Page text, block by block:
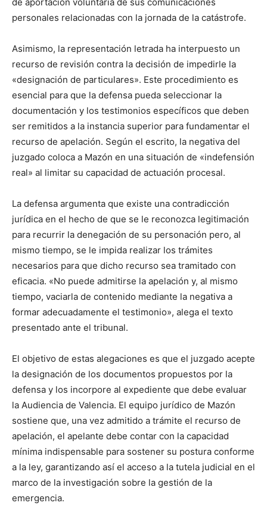
de aportación voluntaria de sus comunicaciones
personales relacionadas con la jornada de la catástrofe.
Asimismo, la representación letrada ha interpuesto un
recurso de revisión contra la decisión de impedirle la
«designación de particulares». Este procedimiento es
esencial para que la defensa pueda seleccionar la
documentación y los testimonios específicos que deben
ser remitidos a la instancia superior para fundamentar el
recurso de apelación. Según el escrito, la negativa del
juzgado coloca a Mazón en una situación de «indefensión
real» al limitar su capacidad de actuación procesal.
La defensa argumenta que existe una contradicción
jurídica en el hecho de que se le reconozca legitimación
para recurrir la denegación de su personación pero, al
mismo tiempo, se le impida realizar los trámites
necesarios para que dicho recurso sea tramitado con
eficacia. «No puede admitirse la apelación y, al mismo
tiempo, vaciarla de contenido mediante la negativa a
formar adecuadamente el testimonio», alega el texto
presentado ante el tribunal.
El objetivo de estas alegaciones es que el juzgado acepte
la designación de los documentos propuestos por la
defensa y los incorpore al expediente que debe evaluar
la Audiencia de Valencia. El equipo jurídico de Mazón
sostiene que, una vez admitido a trámite el recurso de
apelación, el apelante debe contar con la capacidad
mínima indispensable para sostener su postura conforme
a la ley, garantizando así el acceso a la tutela judicial en el
marco de la investigación sobre la gestión de la
emergencia.